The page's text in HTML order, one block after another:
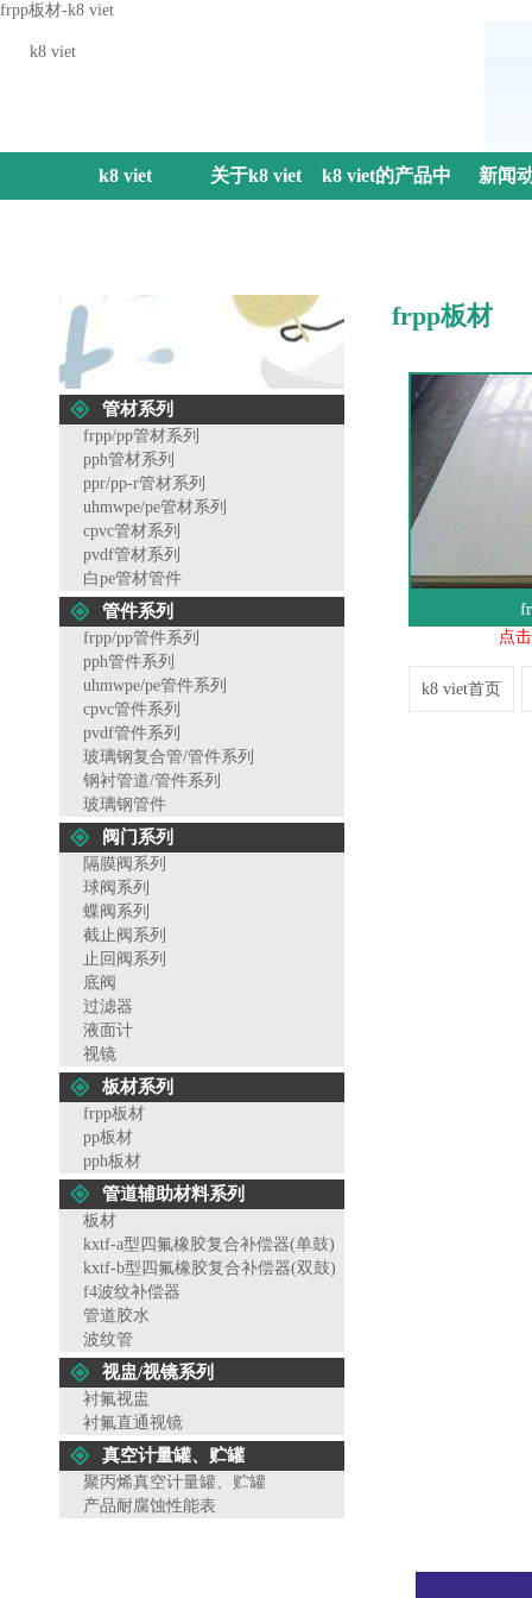
frpp板材-k8 viet
k8 viet
k8 viet 关于k8 viet k8 viet的产品中 新闻
管材系列
frpp/pp管材系列
pph管材系列
ppr/pp-r管材系列
uhmwpe/pe管材系列
cpvc管材系列
pvdf管材系列
白pe管材管件
管件系列
frpp/pp管件系列
pph管件系列
uhmwpe/pe管件系列
cpvc管件系列
pvdf管件系列
玻璃钢复合管/管件系列
钢衬管道/管件系列
玻璃钢管件
阀门系列
隔膜阀系列
球阀系列
蝶阀系列
截止阀系列
止回阀系列
底阀
过滤器
液面计
视镜
板材系列
frpp板材
pp板材
pph板材
管道辅助材料系列
板材
kxtf-a型四氟橡胶复合补偿器(单鼓)
kxtf-b型四氟橡胶复合补偿器(双鼓)
f4波纹补偿器
管道胶水
波纹管
视盅/视镜系列
衬氟视盅
衬氟直通视镜
真空计量罐、贮罐
聚丙烯真空计量罐、贮罐
产品耐腐蚀性能表
frpp板材
点
k8 viet首页